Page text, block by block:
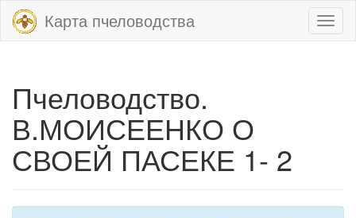
Карта пчеловодства
Пчеловодство.
В.МОИСЕЕНКО О
СВОЕЙ ПАСЕКЕ 1- 2